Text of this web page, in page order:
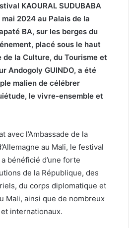
KAOURAL SUDUBABA
mai 2024 au Palais de la
BA, sur les berges du
placé sous le haut
la Culture, du Tourisme et
Andogoly GUINDO, a été
malien de célébrer
le vivre-ensemble et
avec l’Ambassade de la
au Mali, le festival
a bénéficié d’une forte
de la République, des
du corps diplomatique et
Mali, ainsi que de nombreux
internationaux.